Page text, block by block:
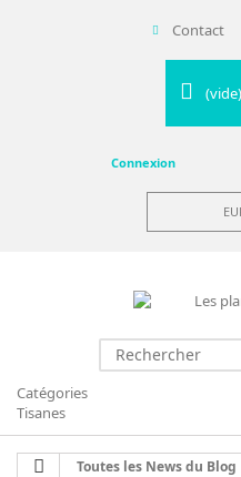
Contact
(vide)
Connexion
Catégories
Tisanes
Toutes les News du Blog